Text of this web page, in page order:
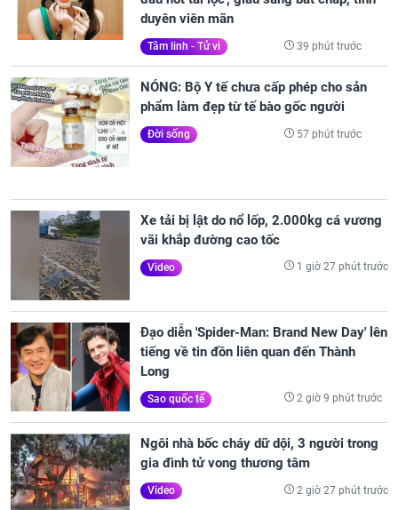
duyên viên mãn
Tâm linh - Tử vi 39 phút trước
NÓNG: Bộ Y tế chưa cấp phép cho sản
phẩm làm đẹp từ tế bào gốc người
Đời sống 57 phút trước
Xe tải bị lật do nổ lốp, 2.000kg cá vương
vãi khắp đường cao tốc
Video 1 giờ 27 phút trước
Đạo diễn 'Spider-Man: Brand New Day' lên
tiếng về tin đồn liên quan đến Thành
Long
Sao quốc tế 2 giờ 9 phút trước
Ngôi nhà bốc cháy dữ dội, 3 người trong
gia đình tử vong thương tâm
Video 2 giờ 27 phút trước